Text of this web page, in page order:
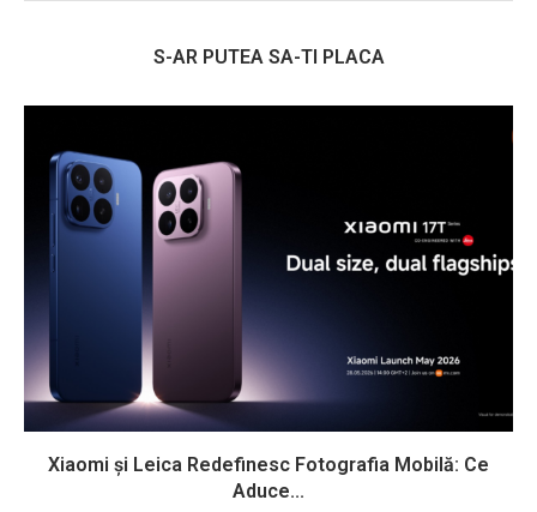
S-AR PUTEA SA-TI PLACA
Xiaomi și Leica Redefinesc Fotografia Mobilă: Ce
Aduce...